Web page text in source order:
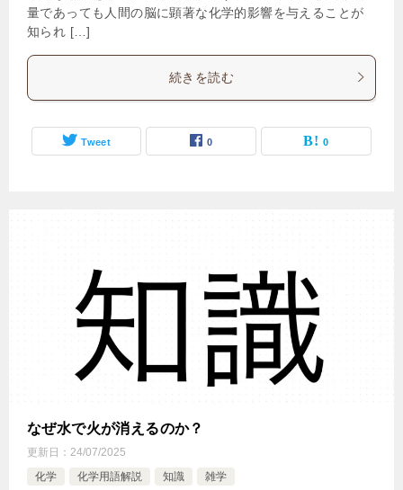
量であっても人間の脳に顕著な化学的影響を与えることが
知られ […]
続きを読む
Tweet 0 0
なぜ水で火が消えるのか？
更新日： 24/07/2025
化学
化学用語解説 知識 雑学